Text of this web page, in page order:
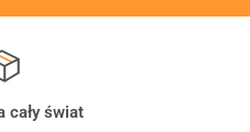
cały świat